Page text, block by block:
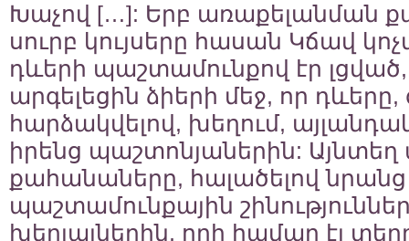
Խաչով […]: Երբ առաքելանման
սուրբ կույսերը հասան Կճավ
դևերի պաշտամունքով էր
արգելեցին ձիերի մեջ, որ
հարձակվելով, խեղում,
իրենց պաշտոնյաներին:
քահանաները, հալածելով
պաշտամունքային
խեղյալներին, որի համար էլ